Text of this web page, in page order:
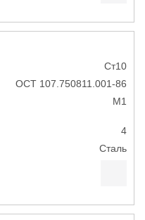
Ст10
ОСТ 107.750811.001-86
М1
4
Сталь